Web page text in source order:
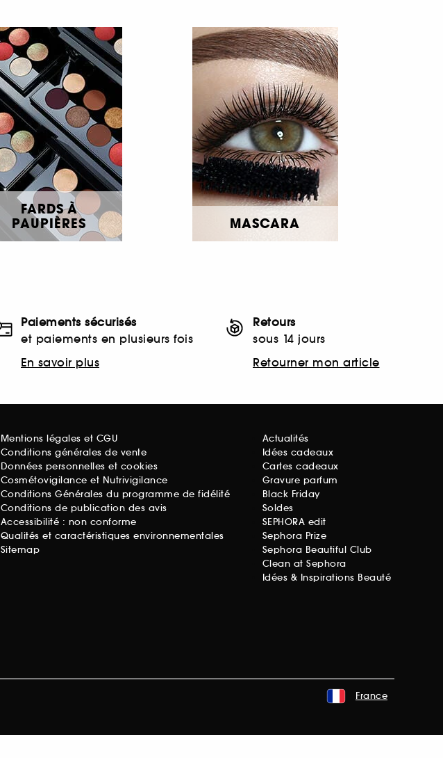
FARDS À
PAUPIÈRES
MASCARA
Paiements sécurisés
et paiements en plusieurs fois
En savoir plus
Retours
sous 14 jours
Retourner mon article
Mentions légales et CGU
Conditions générales de vente
Données personnelles et cookies
Cosmétovigilance et Nutrivigilance
Conditions Générales du programme de fidélité
Conditions de publication des avis
Accessibilité : non conforme
Qualités et caractéristiques environnementales
Sitemap
Actualités
Idées cadeaux
Cartes cadeaux
Gravure parfum
Black Friday
Soldes
SEPHORA edit
Sephora Prize
Sephora Beautiful Club
Clean at Sephora
Idées & Inspirations Beauté
France